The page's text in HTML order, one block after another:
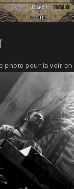
photo pour la voir